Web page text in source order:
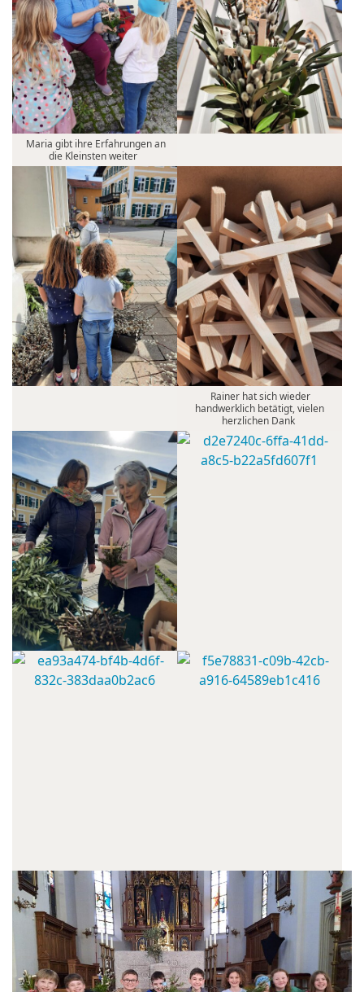
Maria gibt ihre Erfahrungen an
die Kleinsten weiter
Rainer hat sich wieder
handwerklich betätigt, vielen
herzlichen Dank